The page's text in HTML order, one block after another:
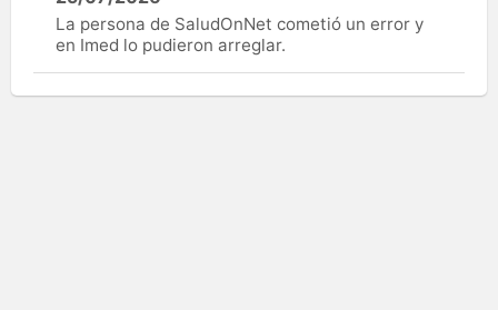
La persona de SaludOnNet cometió un error y
en Imed lo pudieron arreglar.